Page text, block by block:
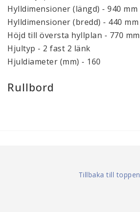
Hylldimensioner (längd) - 940 mm
Hylldimensioner (bredd) - 440 mm
Höjd till översta hyllplan - 770 mm
Hjultyp - 2 fast 2 länk
Hjuldiameter (mm) - 160
Rullbord
Tillbaka till toppen